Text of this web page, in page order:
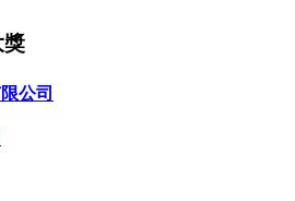
獎
公司